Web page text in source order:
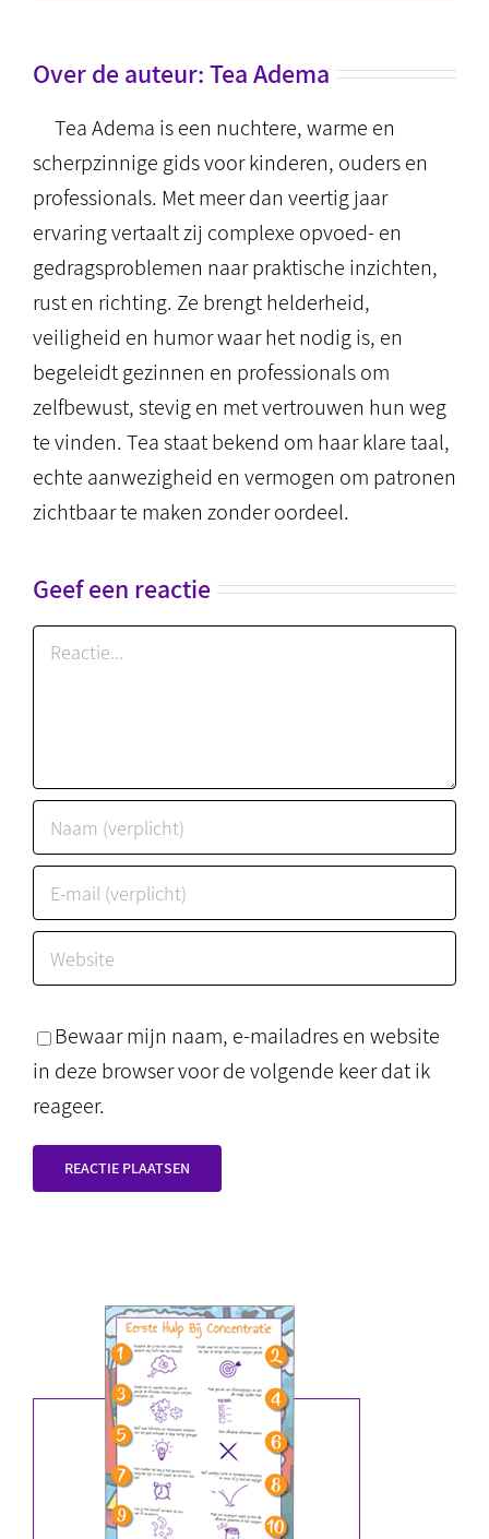
Over de auteur:Tea Adema
Tea Adema is een nuchtere, warme en
scherpzinnige gids voor kinderen, ouders en
professionals. Met meer dan veertig jaar
ervaring vertaalt zij complexe opvoed- en
gedragsproblemen naar praktische inzichten,
rust en richting. Ze brengt helderheid,
veiligheid en humor waar het nodig is, en
begeleidt gezinnen en professionals om
zelfbewust, stevig en met vertrouwen hun weg
te vinden. Tea staat bekend om haar klare taal,
echte aanwezigheid en vermogen om patronen
zichtbaar te maken zonder oordeel.
Geef een reactie
Reactie
Bewaar mijn naam, e-mailadres en website
in deze browser voor de volgende keer dat ik
reageer.